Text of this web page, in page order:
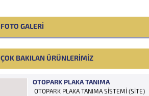
FOTO GALERİ
ÇOK BAKILAN ÜRÜNLERİMİZ
OTOPARK PLAKA TANIMA
OTOPARK PLAKA TANIMA SİSTEMİ (SİTE)